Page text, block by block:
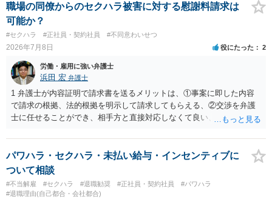
職場の同僚からのセクハラ被害に対する慰謝料請求は
可能か？
#セクハラ #正社員・契約社員 #不同意わいせつ
2026年7月8日 役にたった 2
労働・雇用に強い弁護士
浜田 宏 弁護士
1 弁護士が内容証明で請求書を送るメリットは、①事案に即した内容
で請求の根拠、法的根拠を明示して請求してもらえる、②交渉を弁護
士に任せることができ、相手方と直接対応しなくて良い、というとこ
請求は可能ですが、相手が任意に払うかどうかは分かりません。 ２
民事訴訟に証拠の制限はありませんが、秘密録音はプライバシー保護
の観点から、裁判の証拠にする場合には注意が必要です(証拠排除され
る場合があります。)。 ３ 会社がどういう証拠に基づいて、誰が判断
したかわかりませんが、会社がセクハラ認定しなかったからといっ
パワハラ・セクハラ・未払い給与・インセンティブに
ついて相談
#不当解雇 #セクハラ #退職勧奨 #正社員・契約社員
#パワハラ
#退職理由(自己都合・会社都合)